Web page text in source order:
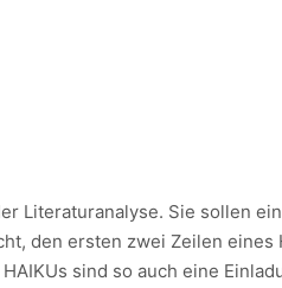
Literaturanalyse. Sie sollen
den ersten zwei Zeilen eines
sind so auch eine